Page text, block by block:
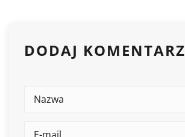
DODAJ KOMENTARZ